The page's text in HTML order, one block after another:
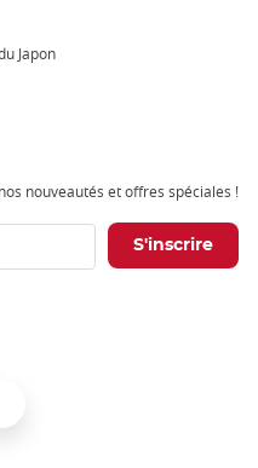
Japon
nouveautés et offres spéciales !